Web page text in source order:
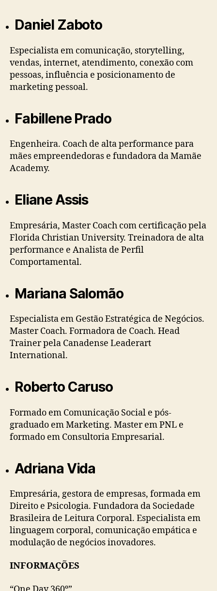
Daniel Zaboto
Especialista em comunicação, storytelling,
vendas, internet, atendimento, conexão com
pessoas, influência e posicionamento de
marketing pessoal.
Fabillene Prado
Engenheira. Coach de alta performance para
mães empreendedoras e fundadora da Mamãe
Academy.
Eliane Assis
Empresária, Master Coach com certificação pela
Florida Christian University. Treinadora de alta
performance e Analista de Perfil
Comportamental.
Mariana Salomão
Especialista em Gestão Estratégica de Negócios.
Master Coach. Formadora de Coach. Head
Trainer pela Canadense Leaderart
International.
Roberto Caruso
Formado em Comunicação Social e pós-
graduado em Marketing. Master em PNL e
formado em Consultoria Empresarial.
Adriana Vida
Empresária, gestora de empresas, formada em
Direito e Psicologia. Fundadora da Sociedade
Brasileira de Leitura Corporal. Especialista em
linguagem corporal, comunicação empática e
modulação de negócios inovadores.
INFORMAÇÕES